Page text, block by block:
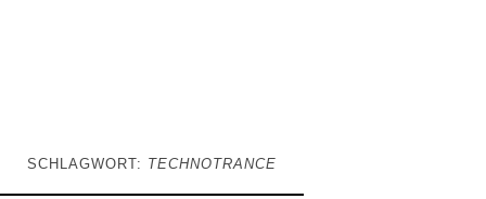
SCHLAGWORT: TECHNOTRANCE